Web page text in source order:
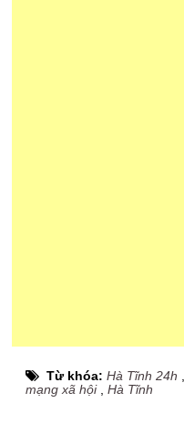
Từ khóa:Hà Tĩnh 24h
mạng xã hội,Hà Tĩnh